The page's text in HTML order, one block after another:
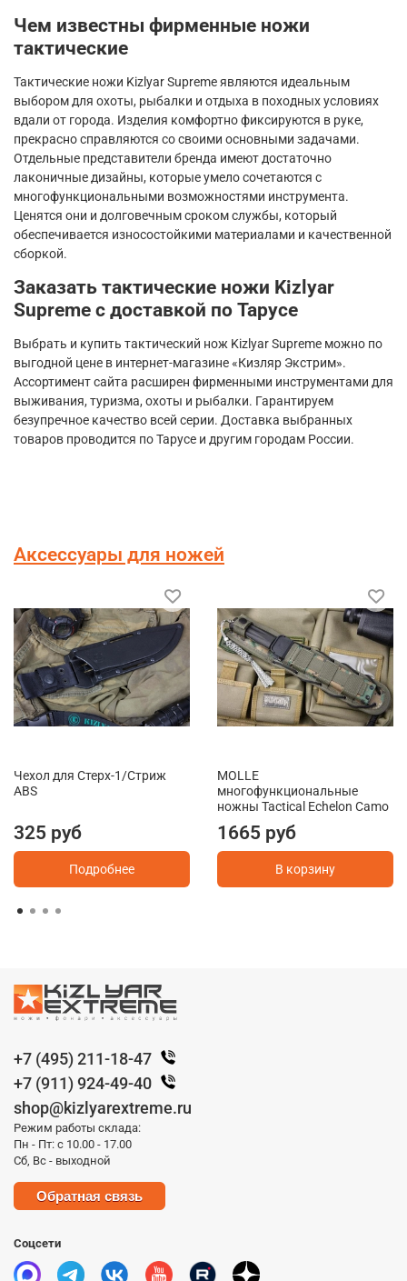
Чем известны фирменные ножи
тактические
Тактические ножи KizlyarSupremeявляются идеальным
выбором для охоты, рыбалки и отдыха в походных условиях
вдали от города. Изделия комфортно фиксируются в руке,
прекрасно справляются со своими основными задачами.
Отдельные представители бренда имеют достаточно
лаконичные дизайны, которые умело сочетаются с
многофункциональными возможностями инструмента.
Ценятся они и долговечным сроком службы, который
обеспечивается износостойкими материалами и качественной
сборкой.
Заказать тактические ножи Kizlyar
Supreme с доставкой по Тарусе
Выбрать и купить тактический нож KizlyarSupreme можно по
выгодной цене в интернет-магазине «Кизляр Экстрим».
Ассортимент сайта расширен фирменными инструментами для
выживания, туризма, охоты и рыбалки. Гарантируем
безупречное качество всей серии. Доставка выбранных
товаров проводится по Тарусе и другим городам России.
Аксессуары для ножей
Чехол для Стерх-1/Стриж
ABS
325 руб
Подробнее
MOLLE
многофункциональные
ножны Tactical Echelon Camo
1665 руб
В корзину
+7 (495) 211-18-47
+7 (911) 924-49-40
shop@kizlyarextreme.ru
Режим работы склада:
Пн - Пт: с 10.00 - 17.00
Сб, Вс - выходной
Обратная связь
Соцсети